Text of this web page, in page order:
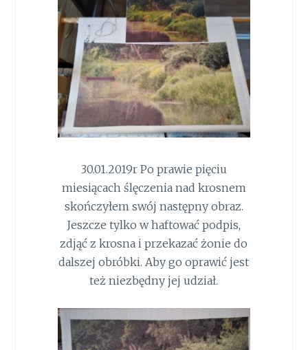
30.01.2019r Po prawie pięciu
miesiącach ślęczenia nad krosnem
skończyłem swój następny obraz.
Jeszcze tylko w haftować podpis,
zdjąć z krosna i przekazać żonie do
dalszej obróbki. Aby go oprawić jest
też niezbędny jej udział.